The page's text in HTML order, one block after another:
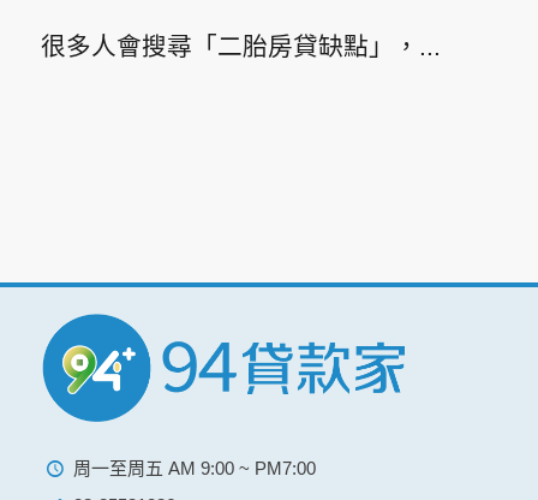
很多人會搜尋「二胎房貸缺點」，...
周一至周五 AM 9:00 ~ PM7:00